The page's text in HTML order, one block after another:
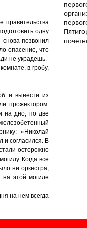
правительства
одну
позвонил
опасение, что
не украдешь.
в гробу,
и вынести из
прожектором.
на дно, по две
«Николай
и согласился. В
осторожно
Когда все
ни оркестра,
этой могиле
на нем всегда